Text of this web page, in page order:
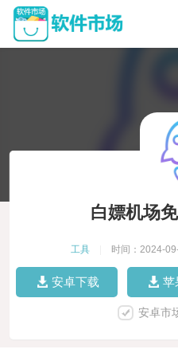
白嫖机场
工具 时间：2024-
安卓下载 苹
安卓市